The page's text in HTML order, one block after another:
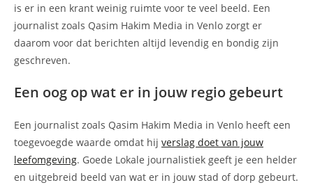
is er in een krant weinig ruimte voor te veel beeld. Een
journalist zoals Qasim Hakim Media in Venlo zorgt er
daarom voor dat berichten altijd levendig en bondig zijn
geschreven.
Een oog op wat er in jouw regio gebeurt
Een journalist zoals Qasim Hakim Media in Venlo heeft een
toegevoegde waarde omdat hij verslag doet van jouw
leefomgeving. Goede Lokale journalistiek geeft je een helder
en uitgebreid beeld van wat er in jouw stad of dorp gebeurt.